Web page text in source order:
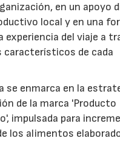
en un apoyo
local y en una
experiencia del viaje a
característicos de cada
se enmarca en la
de la marca 'Producto
impulsada para
los alimentos